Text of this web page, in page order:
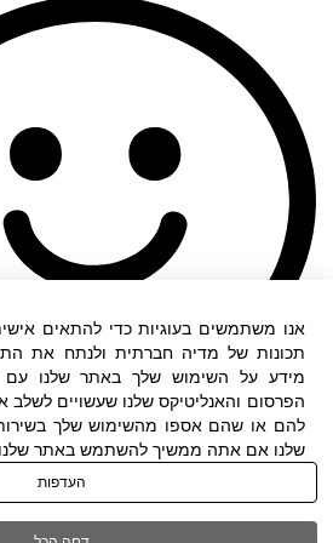
תנאי שימוש|הצהרת נגישות|
אנו משתמשים בעוגיות כדי להתאים
תכונות של מדיה חברתית ולנתח את
מידע על השימוש שלך באתר שלנו עם
הפרסום והאנליטיקס שלנו שעשויים
להם או שהם אספו מהשימוש שלך
שלנו אם אתה ממשיך להשתמש באתר שלנו.
העדפות